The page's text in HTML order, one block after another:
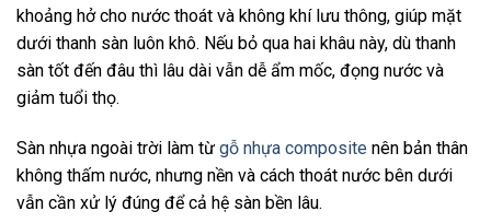
khoảng hở cho nước thoát và không khí lưu thông, giúp mặt
dưới thanh sàn luôn khô. Nếu bỏ qua hai khâu này, dù thanh
sàn tốt đến đâu thì lâu dài vẫn dễ ẩm mốc, đọng nước và
giảm tuổi thọ.
Sàn nhựa ngoài trời làm từ gỗ nhựa composite nên bản thân
không thấm nước, nhưng nền và cách thoát nước bên dưới
vẫn cần xử lý đúng để cả hệ sàn bền lâu.